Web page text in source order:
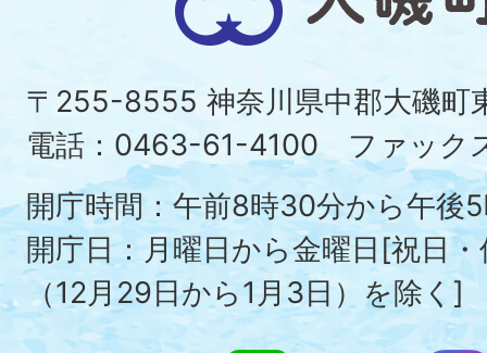
磯
町
〒255-8555 神奈川県中郡大磯
電話：0463-61-4100 ファック
開庁時間：午前8時30分から午後
開庁日：月曜日から金曜日[祝日
（12月29日から1月3日）を除く]